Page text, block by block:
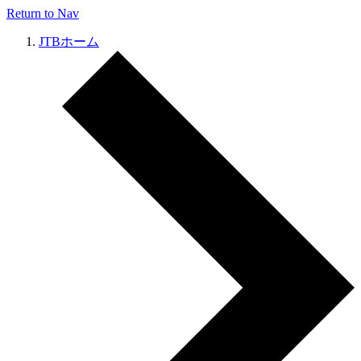
Return to Nav
JTBホーム